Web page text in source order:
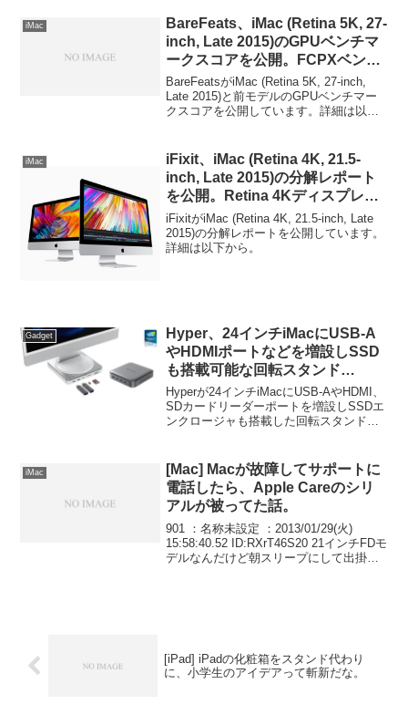
iMac
BareFeats、iMac (Retina 5K, 27-
inch, Late 2015)のGPUベンチマ
ークスコアを公開。FCPXベンチ
ではFirePro D300を搭載した
MacPro Late 2013を上回るスコ
アに。
BareFeatsがiMac (Retina 5K, 27-inch,
Late 2015)と前モデルのGPUベンチマー
クスコアを公開しています。詳細は以下
iMac
iFixit、iMac (Retina 4K, 21.5-
inch, Late 2015)の分解レポート
を公開。Retina 4Kディスプレイ
はLG製で、ベースモデルはSSD
用コネクタが非搭載。
iFixitがiMac (Retina 4K, 21.5-inch, Late
2015)の分解レポートを公開しています。
詳細は以下から。
Gadget
Hyper、24インチiMacにUSB-A
やHDMIポートなどを増設しSSD
も搭載可能な回転スタンド
「HyperDrive Turntable Dock
for iMac」を発表。
Hyperが24インチiMacにUSB-AやHDMI、
SDカードリーダーポートを増設しSSDエ
ンクロージャも搭載した回転スタンド
詳細...
iMac
[Mac] Macが故障してサポートに
電話したら、Apple Careのシリ
アルが被ってた話。
901 ：名称未設定 ：2013/01/29(火)
15:58:40.52 ID:RXrT46S20 21インチFDモ
デルなんだけど朝スリープにして出掛け
[iPad] iPadの化粧箱をスタンド代わり
に、小学生のアイデアって斬新だな。